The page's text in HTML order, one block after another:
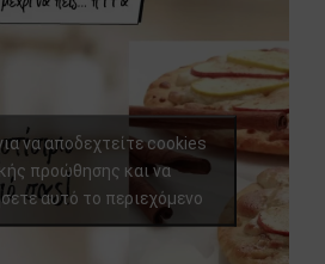
να αποδεχτείτε cookies
προώθησης και να
αυτό το περιεχόμενο